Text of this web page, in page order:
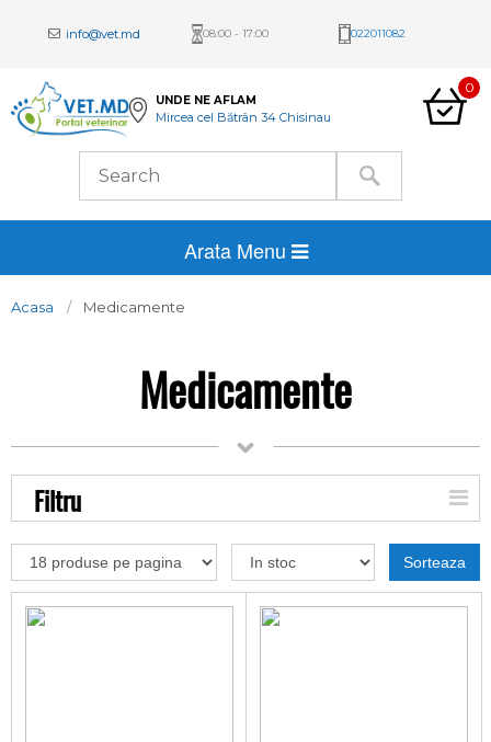
info@vet.md 08:00 - 17:00 022011082
UNDE NE AFLAM
Mircea cel Bătrân 34 Chisinau
0
Arata Menu
Acasa Medicamente
Medicamente
Filtru
Sorteaza